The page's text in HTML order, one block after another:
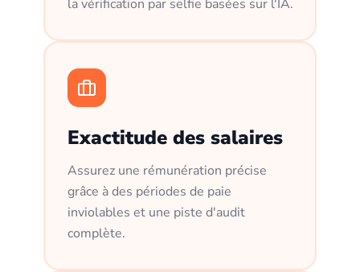
la vérification par selfie basées sur l'IA.
Exactitude des salaires
Assurez une rémunération précise
grâce à des périodes de paie
inviolables et une piste d'audit
complète.